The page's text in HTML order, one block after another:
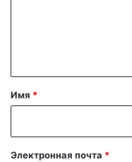
а
й
Имя *
Электронная почта *